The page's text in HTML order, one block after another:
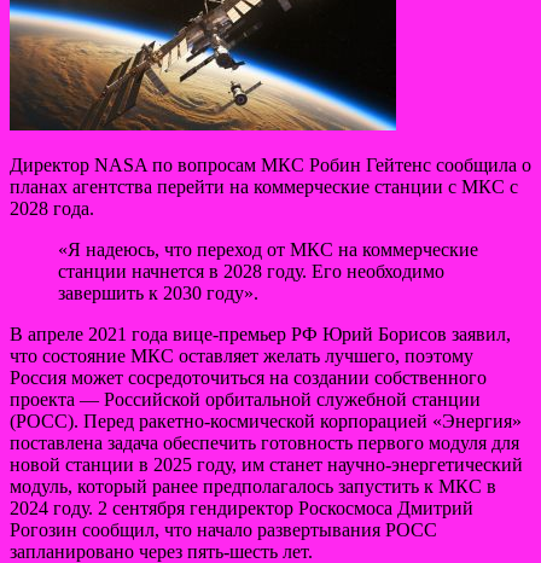
Директор NASA по вопросам МКС Робин Гейтенс сообщила о
планах агентства перейти на коммерческие станции с МКС с
2028 года.
«Я надеюсь, что переход от МКС на коммерческие
станции начнется в 2028 году. Его необходимо
завершить к 2030 году».
В апреле 2021 года вице-премьер РФ Юрий Борисов заявил,
что состояние МКС оставляет желать лучшего, поэтому
Россия может сосредоточиться на создании собственного
проекта — Российской орбитальной служебной станции
(РОСС). Перед ракетно-космической корпорацией «Энергия»
поставлена задача обеспечить готовность первого модуля для
новой станции в 2025 году, им станет научно-энергетический
модуль, который ранее предполагалось запустить к МКС в
2024 году. 2 сентября гендиректор Роскосмоса Дмитрий
Рогозин сообщил, что начало развертывания РОСС
запланировано через пять-шесть лет.